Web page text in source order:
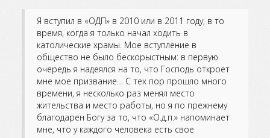
Я вступил в «ОДП» в 2010 или в 2011 году, в то
время, когда я только начал ходить в
католические храмы. Мое вступление в
общество не было бескорыстным: в первую
очередь я надеялся на то, что Господь откроет
мне мое призвание… С тех пор прошло много
времени, я несколько раз менял место
жительства и место работы, но я по прежнему
благодарен Богу за то, что «О.д.п.» напоминает
мне, что у каждого человека есть свое